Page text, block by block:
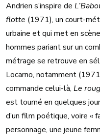
Andrien s’inspire de
flotte (1971), un court-
urbaine et qui met en
hommes pariant sur un
métrage se retrouve en
Locarno, notamment
commande celui-là, Le
est tourné en quelques
d’un film poétique, voire «
personnage, une jeune